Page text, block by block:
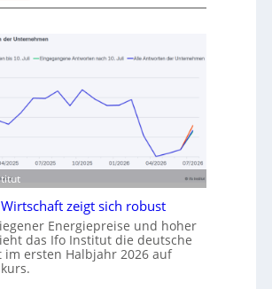
f
v
I
u
s
t
r
i
e
M
t
h
d
ü
r
n
a
c
zeigt sich robust
Energiepreise und hoher
das Ifo Institut die deutsche
im ersten Halbjahr 2026 auf